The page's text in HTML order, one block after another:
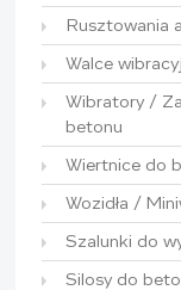
Rusztowania
Walce
Wibratory /
betonu
Wiertnice do
Wozidła /
Szalunki do
Silosy do